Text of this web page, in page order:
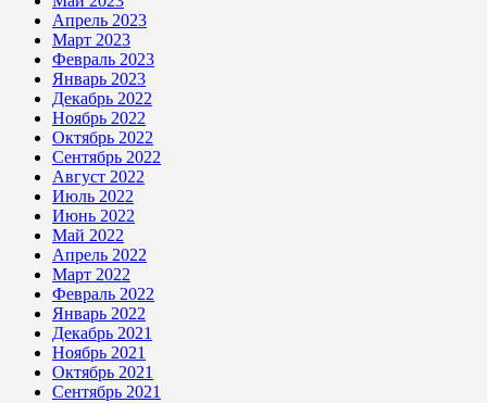
Апрель 2023
Март 2023
Февраль 2023
Январь 2023
Декабрь 2022
Ноябрь 2022
Октябрь 2022
Сентябрь 2022
Август 2022
Июль 2022
Июнь 2022
Май 2022
Апрель 2022
Март 2022
Февраль 2022
Январь 2022
Декабрь 2021
Ноябрь 2021
Октябрь 2021
Сентябрь 2021